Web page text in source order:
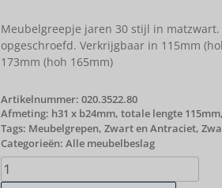
Meubelgreepje jaren 30 stijl in
opgeschroefd. Verkrijgbaar in 115mm
173mm (hoh 165mm)
Artikelnummer: 020.3522.80
Afmeting: h31 x b24mm, totale lengte
Tags: Meubelgrepen, Zwart en Antraciet,
Categorieën: Alle meubelbeslag